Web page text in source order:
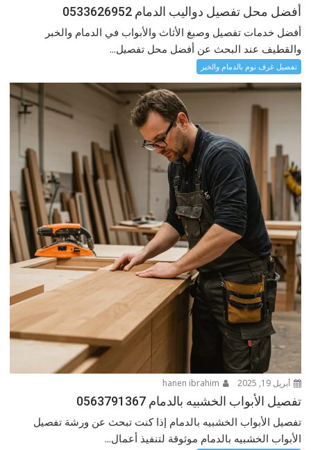
أفضل محل تفصيل دواليب الدمام 0533626952
أفضل خدمات تفصيل وصبغ الأثاث والأبواب في الدمام والخبر
والقطيف عند البحث عن أفضل محل تفصيل...
تفصيل غرف نوم بالدمام والخبر
أبريل 19, 2025
تفصيل الأبواب الخشبيه بالدمام 0563791367
تفصيل الأبواب الخشبيه بالدمام إذا كنت تبحث عن ورشة تفصيل
الأبواب الخشبيه بالدمام موثوقة لتنفيذ أعمال...